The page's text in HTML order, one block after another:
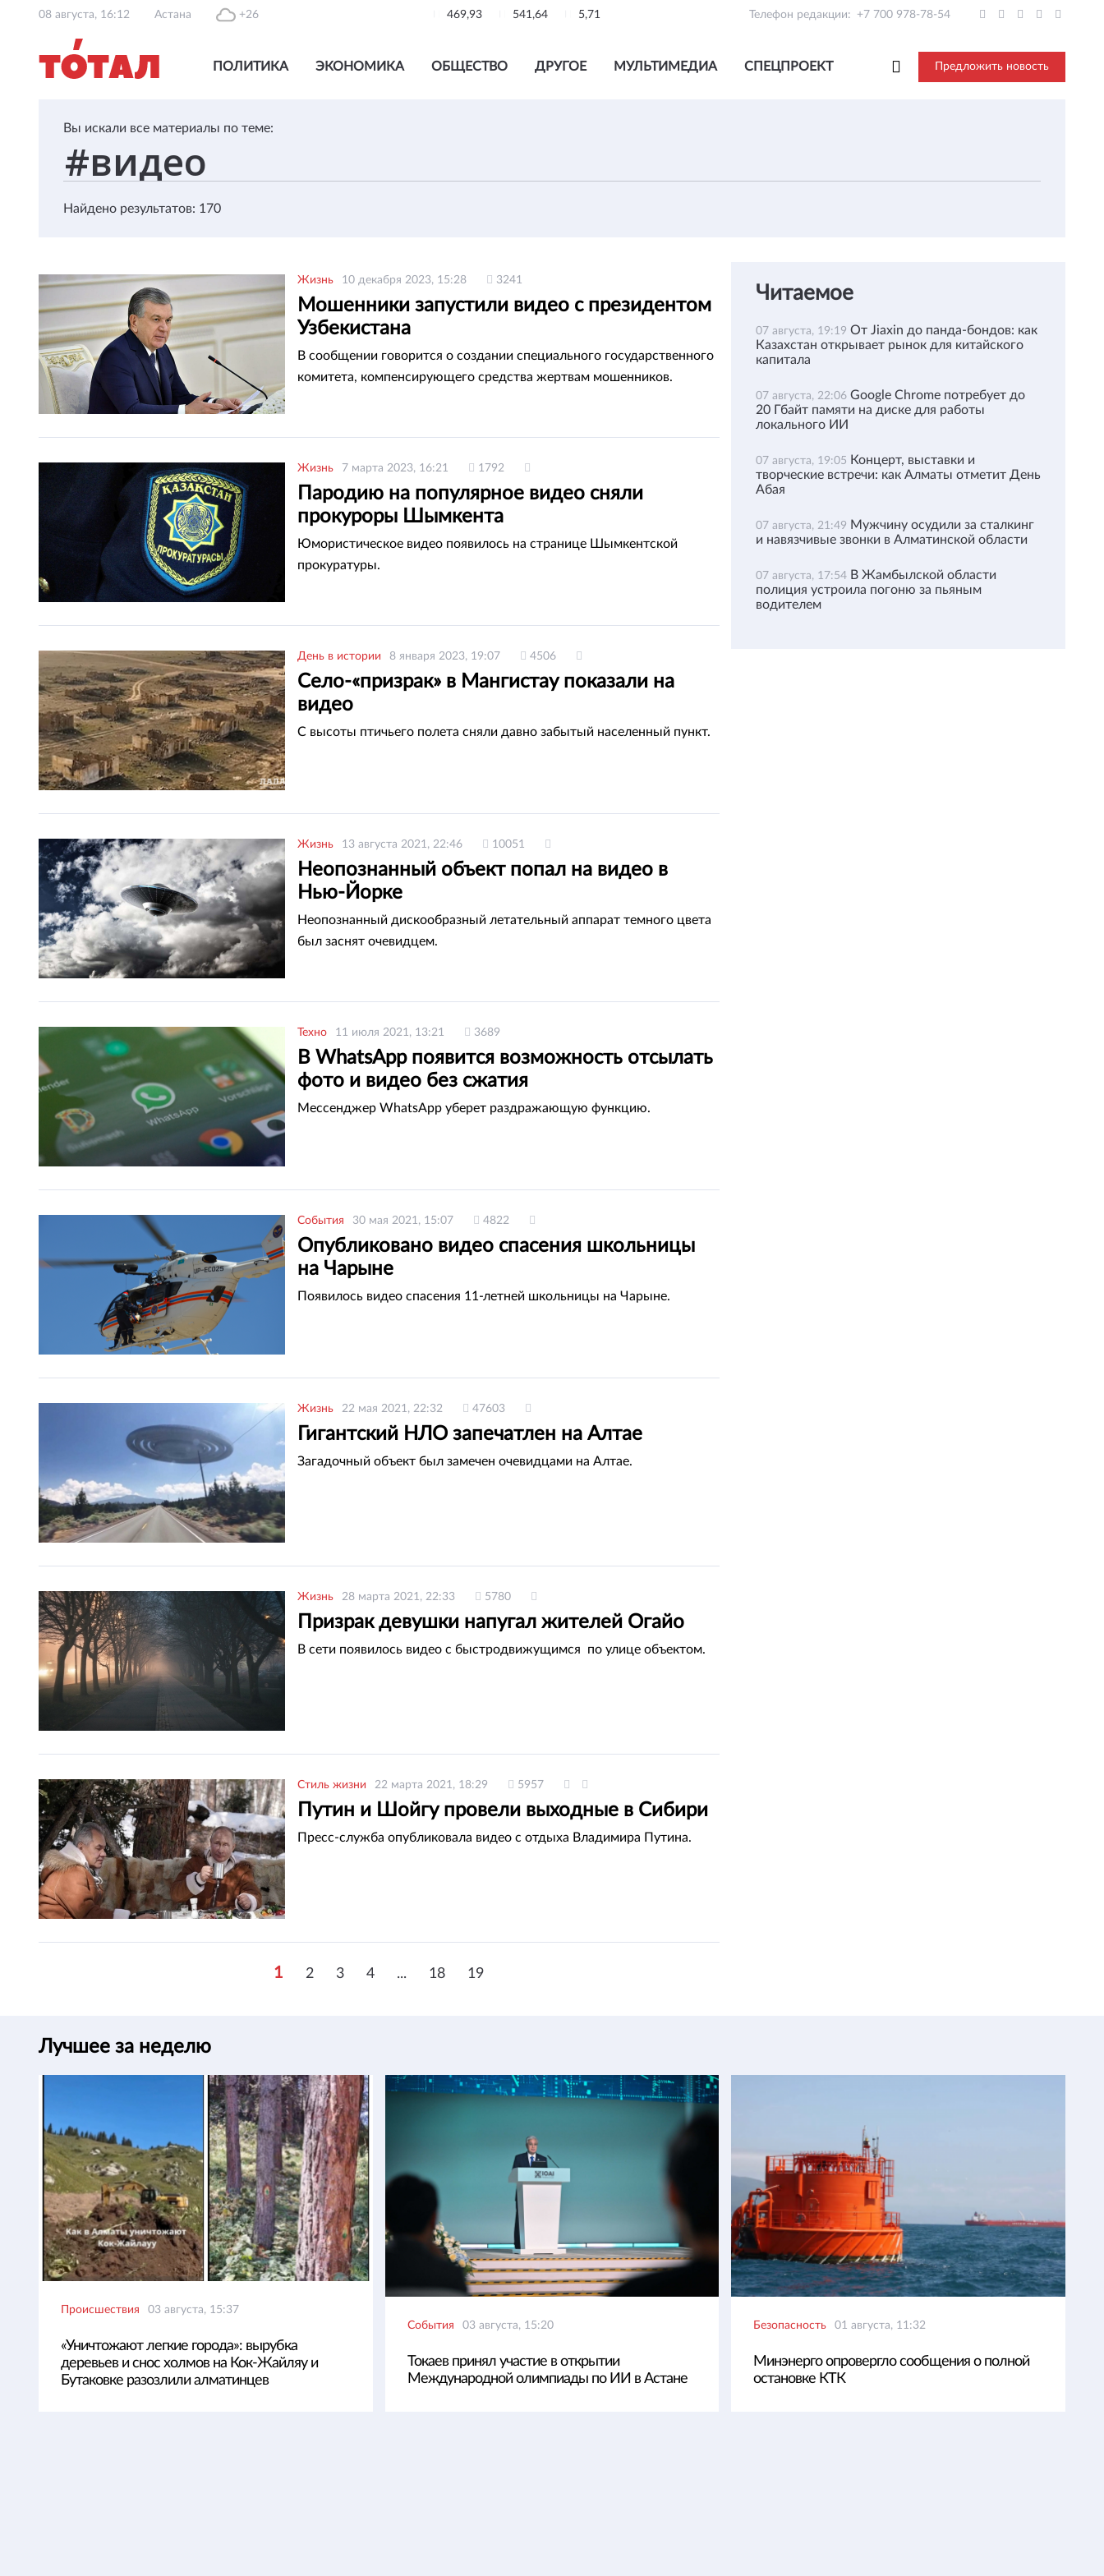
08 августа, 16:12 Астана +26 469,93 541,64 5,71 Телефон редакции: +7 700 978-78-54
ПОЛИТИКА ЭКОНОМИКА ОБЩЕСТВО ДРУГОЕ МУЛЬТИМЕДИА СПЕЦПРОЕКТ Предложить новость
Вы искали все материалы по теме:
Найдено результатов: 170
Жизнь 10 декабря 2023, 15:28 3241
Мошенники запустили видео с президентом
Узбекистана
В сообщении говорится о создании специального государственного
комитета, компенсирующего средства жертвам мошенников.
Жизнь 7 марта 2023, 16:21 1792
Пародию на популярное видео сняли
прокуроры Шымкента
Юмористическое видео появилось на странице Шымкентской
прокуратуры.
День в истории 8 января 2023, 19:07 4506
Село-«призрак» в Мангистау показали на
видео
С высоты птичьего полета сняли давно забытый населенный пункт.
Жизнь 13 августа 2021, 22:46 10051
Неопознанный объект попал на видео в
Нью-Йорке
Неопознанный дискообразный летательный аппарат темного цвета
был заснят очевидцем.
Техно 11 июля 2021, 13:21 3689
В WhatsApp появится возможность отсылать
фото и видео без сжатия
Мессенджер WhatsApp уберет раздражающую функцию.
События 30 мая 2021, 15:07 4822
Опубликовано видео спасения школьницы
на Чарыне
Появилось видео спасения 11-летней школьницы на Чарыне.
Жизнь 22 мая 2021, 22:32 47603
Гигантский НЛО запечатлен на Алтае
Загадочный объект был замечен очевидцами на Алтае.
Жизнь 28 марта 2021, 22:33 5780
Призрак девушки напугал жителей Огайо
В сети появилось видео с быстродвижущимся по улице объектом.
Стиль жизни 22 марта 2021, 18:29 5957
Путин и Шойгу провели выходные в Сибири
Пресс-служба опубликовала видео с отдыха Владимира Путина.
1 2 3 4 ... 18 19
Читаемое
07 августа, 19:19 От Jiaxin до панда-бондов: как
Казахстан открывает рынок для китайского
капитала
07 августа, 22:06 Google Chrome потребует до
20 Гбайт памяти на диске для работы
локального ИИ
07 августа, 19:05 Концерт, выставки и
творческие встречи: как Алматы отметит День
Абая
07 августа, 21:49 Мужчину осудили за сталкинг
и навязчивые звонки в Алматинской области
07 августа, 17:54 В Жамбылской области
полиция устроила погоню за пьяным
водителем
Лучшее за неделю
Происшествия 03 августа, 15:37
«Уничтожают легкие города»: вырубка
деревьев и снос холмов на Кок-Жайляу и
Бутаковке разозлили алматинцев
События 03 августа, 15:20
Токаев принял участие в открытии
Международной олимпиады по ИИ в Астане
Безопасность 01 августа, 11:32
Минэнерго опровергло сообщения о полной
остановке КТК